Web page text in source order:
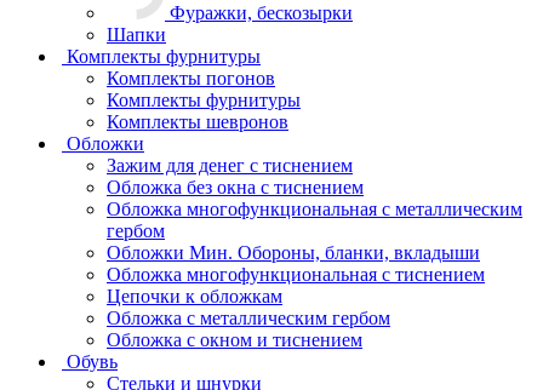
Фуражки, бескозырки
Шапки
Комплекты фурнитуры
Комплекты погонов
Комплекты фурнитуры
Комплекты шевронов
Обложки
Зажим для денег с тиснением
Обложка без окна с тиснением
Обложка многофункциональная с металлическим
гербом
Обложки Мин. Обороны, бланки, вкладыши
Обложка многофункциональная с тиснением
Цепочки к обложкам
Обложка с металлическим гербом
Обложка с окном и тиснением
Обувь
Стельки и шнурки